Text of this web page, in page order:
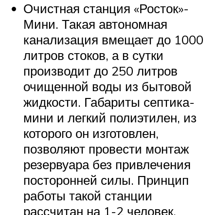
Очистная станция «Росток»-
Мини. Такая автономная
канализация вмещает до 1000
литров стоков, а в сутки
производит до 250 литров
очищенной воды из бытовой
жидкости. Габариты септика-
мини и легкий полиэтилен, из
которого он изготовлен,
позволяют провести монтаж
резервуара без привлечения
посторонней силы. Принцип
работы такой станции
рассчитан на 1-2 человек,